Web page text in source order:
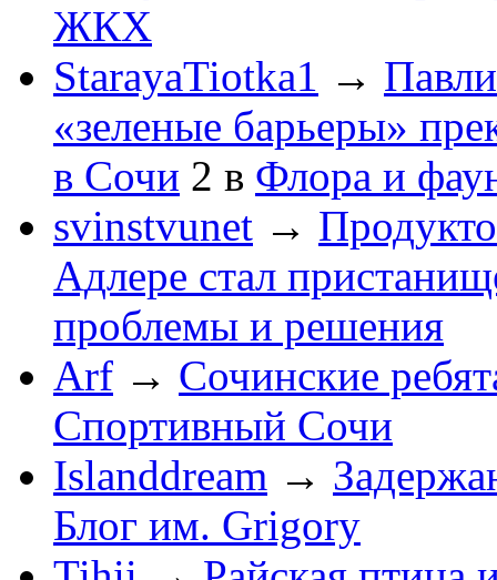
ЖКХ
StarayaTiotka1 →
«зеленые барьеры»
в Сочи 2 в Флора и
svinstvunet →
Адлере стал
проблемы и решения
Arf → Сочинские
Спортивный Сочи
Islanddream →
Блог им. Grigory